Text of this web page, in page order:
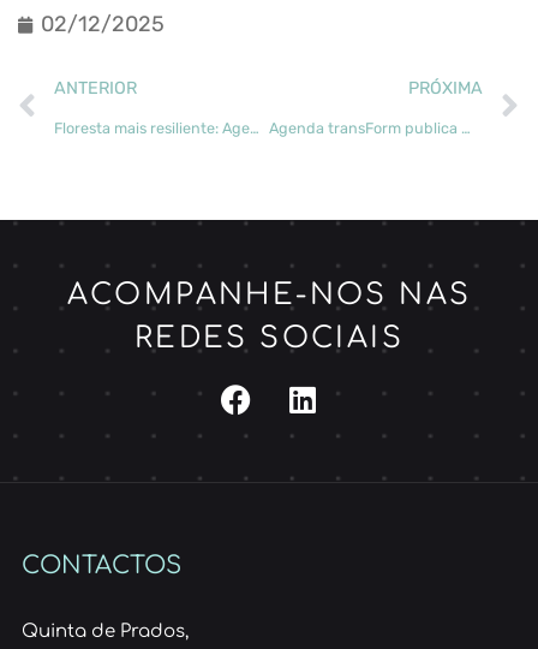
02/12/2025
ANTERIOR
Floresta mais resiliente: Agenda transForm aposta em dados, inovação e serviços especializados
PRÓXIMA
Agenda transForm publica mapa de aptidão para parques de biomassa na Região de Coimbra
ACOMPANHE-NOS NAS
REDES SOCIAIS
CONTACTOS
Quinta de Prados,